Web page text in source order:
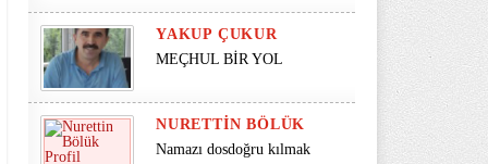
YAKUP ÇUKUR
MEÇHUL BİR YOL
NURETTIN BÖLÜK
Namazı dosdoğru kılmak